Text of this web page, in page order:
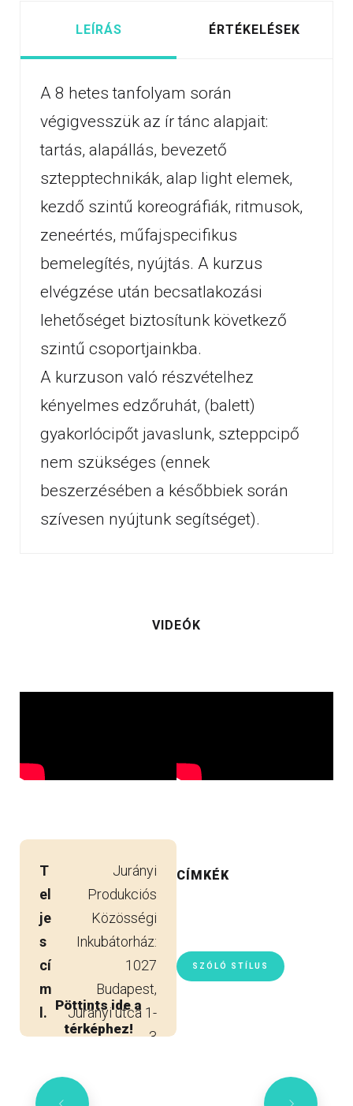
LEÍRÁS ÉRTÉKELÉSEK
A 8 hetes tanfolyam során
végigvesszük az ír tánc alapjait:
tartás, alapállás, bevezető
sztepptechnikák, alap light elemek,
kezdő szintű koreográfiák, ritmusok,
zeneértés, műfajspecifikus
bemelegítés, nyújtás. A kurzus
elvégzése után becsatlakozási
lehetőséget biztosítunk következő
szintű csoportjainkba.
A kurzuson való részvételhez
kényelmes edzőruhát, (balett)
gyakorlócipőt javaslunk, szteppcipő
nem szükséges (ennek
beszerzésében a későbbiek során
szívesen nyújtunk segítséget).
VIDEÓK
T
el
je
s
cí
m
l.
Jurányi
Produkciós
Közösségi
Inkubátorház:
1027
Budapest,
Jurányi utca 1-
3
Pöttints ide a
térképhez!
CÍMKÉK
SZÓLÓ STÍLUS